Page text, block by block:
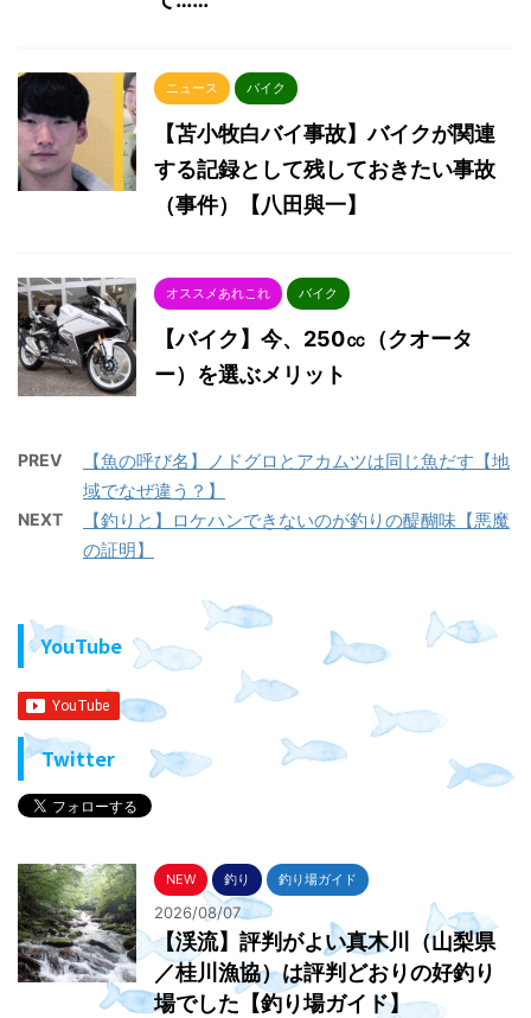
ニュース バイク
【苫小牧白バイ事故】バイクが関連
する記録として残しておきたい事故
（事件）【八田與一】
オススメあれこれ バイク
【バイク】今、250㏄（クオータ
ー）を選ぶメリット
PREV
【魚の呼び名】ノドグロとアカムツは同じ魚だす【地
域でなぜ違う？】
NEXT
【釣りと】ロケハンできないのが釣りの醍醐味【悪魔
の証明】
YouTube
Twitter
NEW 釣り 釣り場ガイド
2026/08/07
【渓流】評判がよい真木川（山梨県
／桂川漁協）は評判どおりの好釣り
場でした【釣り場ガイド】